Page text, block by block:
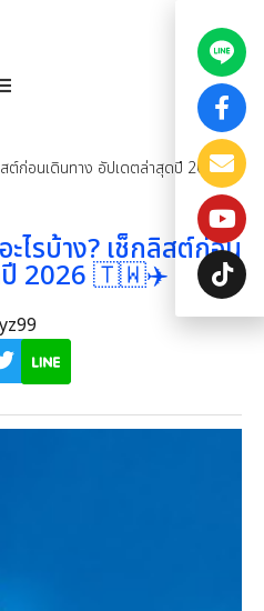
สต์ก่อนเดินทาง อัปเดตล่าสุดปี 2026
ไรบ้าง? เช็กลิสต์ก่อน
ดปี 2026 🇹🇼✈️